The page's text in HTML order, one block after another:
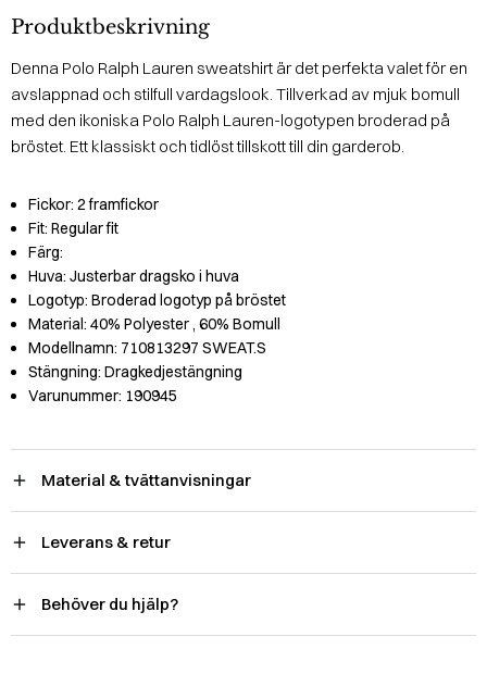
Produktbeskrivning
Denna Polo Ralph Lauren sweatshirt är det perfekta valet för en
avslappnad och stilfull vardagslook. Tillverkad av mjuk bomull
med den ikoniska Polo Ralph Lauren-logotypen broderad på
bröstet. Ett klassiskt och tidlöst tillskott till din garderob.
Fickor: 2 framfickor
Fit: Regular fit
Färg:
Huva: Justerbar dragsko i huva
Logotyp: Broderad logotyp på bröstet
Material: 40% Polyester, 60% Bomull
Modellnamn: 710813297 SWEAT.S
Stängning: Dragkedjestängning
Varunummer: 190945
Material & tvättanvisningar
Leverans & retur
Behöver du hjälp?